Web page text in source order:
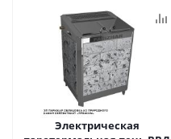
Электрическая